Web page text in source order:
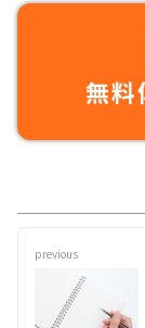
無料
previous